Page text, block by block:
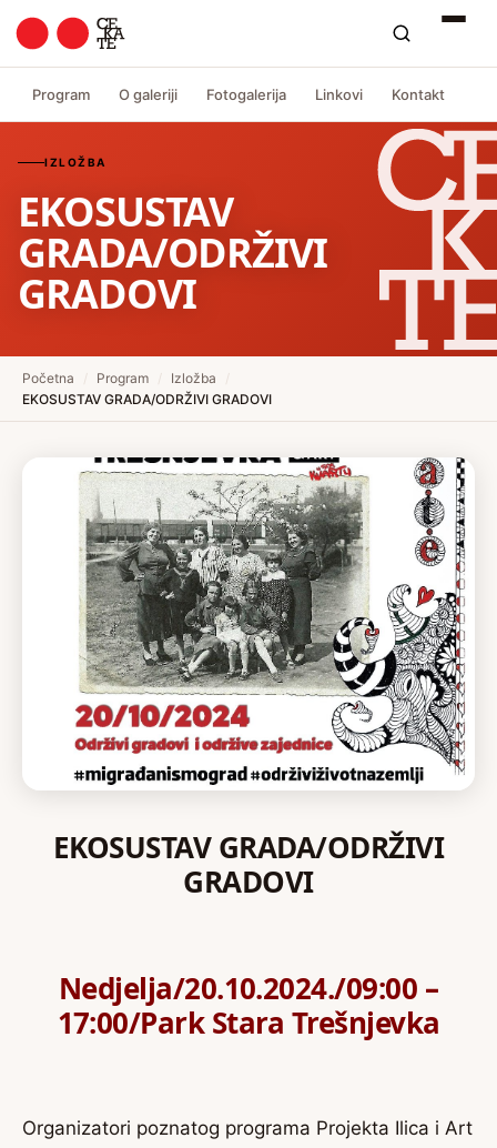
Program O galeriji Fotogalerija Linkovi Kontakt
IZLOŽBA
EKOSUSTAV
GRADA/ODRŽIVI
GRADOVI
Početna Program Izložba
EKOSUSTAV GRADA/ODRŽIVI GRADOVI
EKOSUSTAV GRADA/ODRŽIVI
GRADOVI
Nedjelja/20.10.2024./09:00 –
17:00/Park Stara Trešnjevka
Organizatori poznatog programa Projekta Ilica i Art